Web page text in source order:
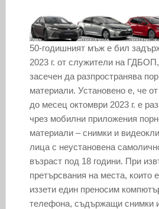
50-годишният мъж е бил
2023 г. от служители на
засечен да разпространява
материали. Установено е, че
до месец октомври 2023 г. е
чрез мобилни приложения
материали – снимки и
лица с неустановена
възраст под 18 години. При
претърсвания на места, които
иззети един преносим
телефона, съдържащи снимки